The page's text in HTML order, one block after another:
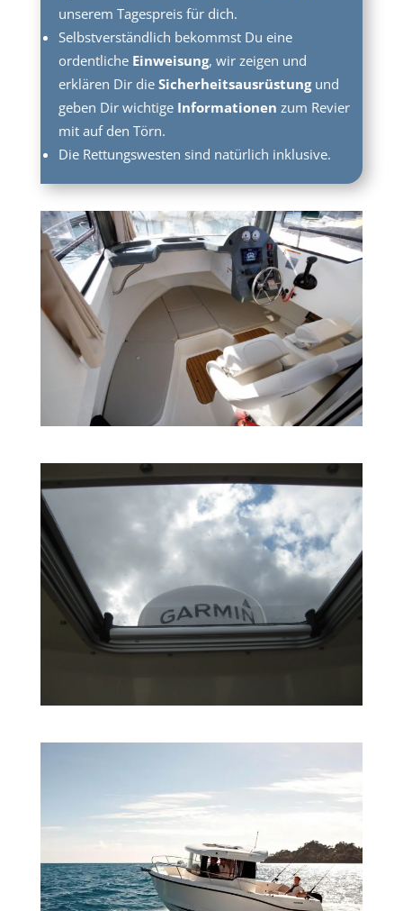
unserem Tagespreis für dich.
Selbstverständlich bekommst Du eine
ordentlicheEinweisung, wir zeigen und
erklären Dir dieSicherheitsausrüstungund
geben Dir wichtige Informationen zum Revier
mit auf den Törn.
Die Rettungswesten sind natürlich inklusive.